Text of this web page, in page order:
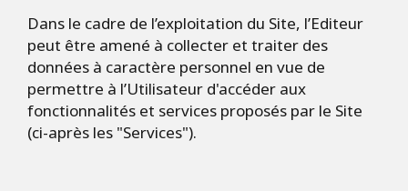
Dans le cadre de l’exploitation du Site, l’Editeur
peut être amené à collecter et traiter des
données à caractère personnel en vue de
permettre à l’Utilisateur d'accéder aux
fonctionnalités et services proposés par le Site
(ci-après les "Services").